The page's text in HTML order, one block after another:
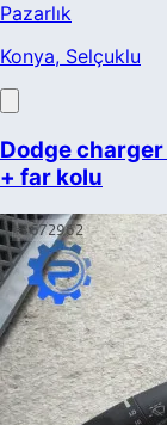
Pazarlık
Konya, Selçuklu
Dodge
+ far kolu